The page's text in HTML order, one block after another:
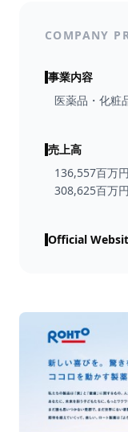
COMPANY
事業内容
医薬品・化粧
売上高
136,557百万
308,625百万
Official